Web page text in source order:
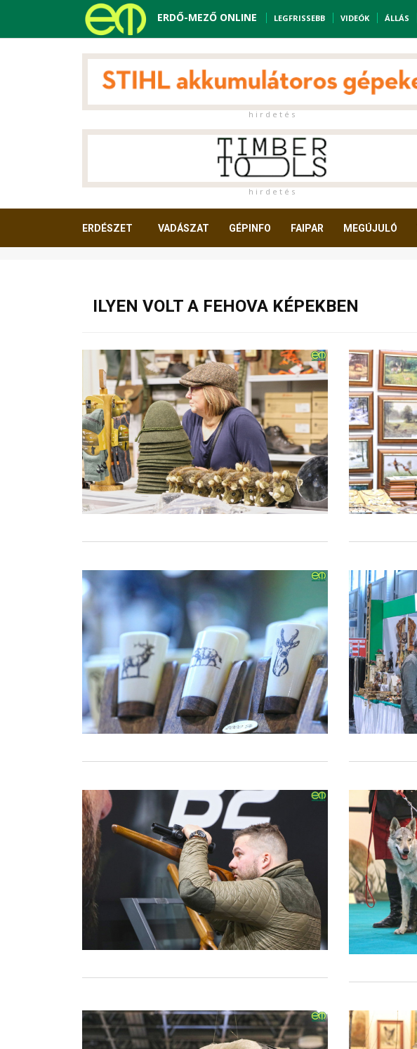
ERDŐ-MEZŐ ONLINE LEGFRISSEBB VIDEÓK ÁLLÁS
h i r d e t é s
h i r d e t é s
ERDÉSZET VADÁSZAT GÉPINFO FAIPAR MEGÚJULÓ
ILYEN VOLT A FEHOVA KÉPEKBEN